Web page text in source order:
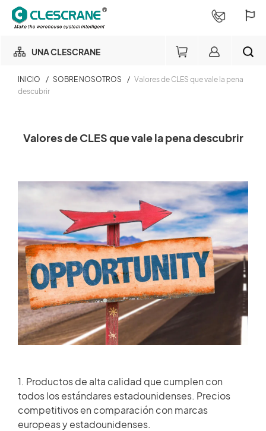
UNA CLESCRANE
Consulta de pedido
Login
Miembro de repuestos
Acceso
×
NUESTRO NEGOCIO
SOBRE NOSOTROS
HISTORIAS DE CLIENTES
SALA DE NOTICIAS
VIDEO
ARTÍCULOS TÉCNICOS
CARRERA
INICIO / SOBRE NOSOTROS / Valores de CLES que vale la pena
descubrir
Valores de CLES que vale la pena descubrir
1. Productos de alta calidad que cumplen con
todos los estándares estadounidenses. Precios
competitivos en comparación con marcas
europeas y estadounidenses.